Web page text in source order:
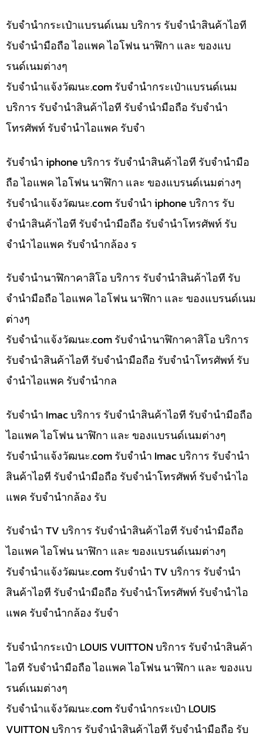
รับจำนำกระเป๋าแบรนด์เนม บริการ รับจำนำสินค้าไอที
รับจำนำมือถือ ไอแพค ไอโฟน นาฬิกา และ ของแบ
รนด์เนมต่างๆ
รับจํานําแจ้งวัฒนะ.com รับจำนำกระเป๋าแบรนด์เนม
บริการ รับจำนำสินค้าไอที รับจำนำมือถือ รับจำนำ
โทรศัพท์ รับจำนำไอแพค รับจำ
รับจำนำ iphone บริการ รับจำนำสินค้าไอที รับจำนำมือ
ถือ ไอแพค ไอโฟน นาฬิกา และ ของแบรนด์เนมต่างๆ
รับจํานําแจ้งวัฒนะ.com รับจำนำ iphone บริการ รับ
จำนำสินค้าไอที รับจำนำมือถือ รับจำนำโทรศัพท์ รับ
จำนำไอแพค รับจำนำกล้อง ร
รับจำนำนาฬิกาคาสิโอ บริการ รับจำนำสินค้าไอที รับ
จำนำมือถือ ไอแพค ไอโฟน นาฬิกา และ ของแบรนด์เนม
ต่างๆ
รับจํานําแจ้งวัฒนะ.com รับจำนำนาฬิกาคาสิโอ บริการ
รับจำนำสินค้าไอที รับจำนำมือถือ รับจำนำโทรศัพท์ รับ
จำนำไอแพค รับจำนำกล
รับจำนำ Imac บริการ รับจำนำสินค้าไอที รับจำนำมือถือ
ไอแพค ไอโฟน นาฬิกา และ ของแบรนด์เนมต่างๆ
รับจํานําแจ้งวัฒนะ.com รับจำนำ Imac บริการ รับจำนำ
สินค้าไอที รับจำนำมือถือ รับจำนำโทรศัพท์ รับจำนำไอ
แพค รับจำนำกล้อง รับ
รับจำนำ TV บริการ รับจำนำสินค้าไอที รับจำนำมือถือ
ไอแพค ไอโฟน นาฬิกา และ ของแบรนด์เนมต่างๆ
รับจํานําแจ้งวัฒนะ.com รับจำนำ TV บริการ รับจำนำ
สินค้าไอที รับจำนำมือถือ รับจำนำโทรศัพท์ รับจำนำไอ
แพค รับจำนำกล้อง รับจำ
รับจำนำกระเป๋า LOUIS VUITTON บริการ รับจำนำสินค้า
ไอที รับจำนำมือถือ ไอแพค ไอโฟน นาฬิกา และ ของแบ
รนด์เนมต่างๆ
รับจํานําแจ้งวัฒนะ.com รับจำนำกระเป๋า LOUIS
VUITTON บริการ รับจำนำสินค้าไอที รับจำนำมือถือ รับ